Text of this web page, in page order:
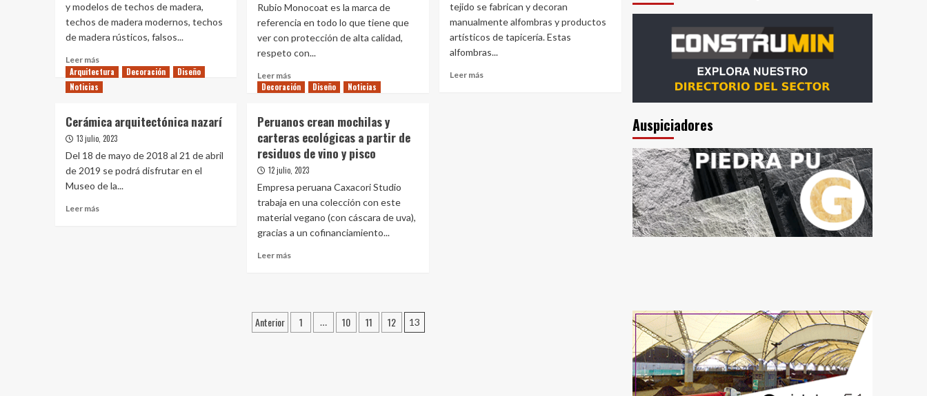
anti-
estrés
una
casa
y modelos de techos de madera,
techos de madera modernos, techos
de madera rústicos, falsos...
Leer másLeer
más
sobre
madera
1
Rubio Monocoat es la marca de
referencia en todo lo que tiene que
ver con protección de alta calidad,
respeto con...
Leer más
más
monocoat
.
El
cuidado
de
la
madera
tejido se fabrican y decoran
manualmente alfombras y productos
artísticos de tapicería. Estas
alfombras...
Leer más
Arquitectura Decoración
Diseño
Noticias
Cerámica arquitectónica nazarí
13 julio, 2023
Del 18 de mayo de 2018 al 21 de abril
de 2019 se podrá disfrutar en el
Museo de la...
Leer másLeer
Decoración Diseño Noticias
Peruanos crean mochilas y
carteras ecológicas a partir de
residuos de vino y pisco
12 julio, 2023
Empresa peruana Caxacori Studio
trabaja en una colección con este
material vegano (con cáscara de uva),
gracias a un cofinanciamiento...
Leer más
mochilas
y
Paginación
Anterior 1 … 10 11 12 13
Auspiciadores